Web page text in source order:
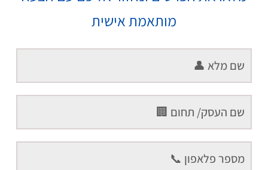
מותאמת אישית